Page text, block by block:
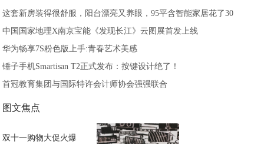
这套新房装得很舒服，阳台漂亮又养眼，95平含智能家居花了30
中国国家地理X南京宝能《发现长江》云图展首发上线
华为畅享7S粉色版上手:青春艺术美感
锤子手机Smartisan T2正式发布：按键设计绝了！
首冠教育集团与国际特许会计师协会强强联合
图文焦点
双十一购物大促火爆